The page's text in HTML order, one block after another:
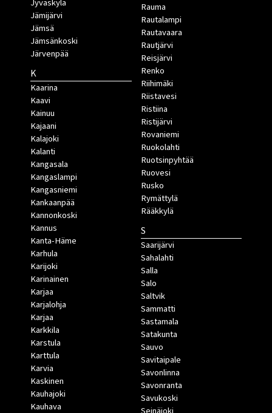
Jyväskylä
Jämijärvi
Jämsä
Jämsänkoski
Järvenpää
K
Kaarina
Kaavi
Kainuu
Kajaani
Kalajoki
Kalanti
Kangasala
Kangaslampi
Kangasniemi
Kankaanpää
Kannonkoski
Kannus
Kanta-Häme
Karhula
Karijoki
Karinainen
Karjaa
Karjalohja
Karjaa
Karkkila
Karstula
Karttula
Karvia
Kaskinen
Kauhajoki
Kauhava
Rauma
Rautalampi
Rautavaara
Rautjärvi
Reisjärvi
Renko
Riihimäki
Riistavesi
Ristiina
Ristijärvi
Rovaniemi
Ruokolahti
Ruotsinpyhtää
Ruovesi
Rusko
Rymättylä
Rääkkylä
S
Saarijärvi
Sahalahti
Salla
Salo
Saltvik
Sammatti
Sastamala
Satakunta
Sauvo
Savitaipale
Savonlinna
Savonranta
Savukoski